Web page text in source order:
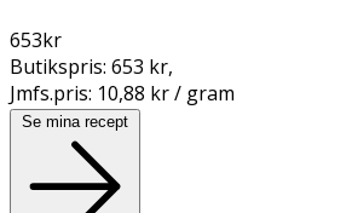
653kr
Butikspris: 653 kr,
Jmfs.pris: 10,88 kr / gram
Se mina recept